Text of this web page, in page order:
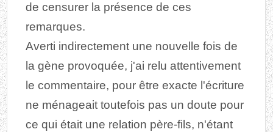
de censurer la présence de ces
remarques.
Averti indirectement une nouvelle fois de
la gène provoquée, j'ai relu attentivement
le commentaire, pour être exacte l'écriture
ne ménageait toutefois pas un doute pour
ce qui était une relation père-fils, n'étant